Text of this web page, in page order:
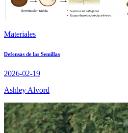
Materiales
Defensas de las Semillas
2026-02-19
Ashley Alvord